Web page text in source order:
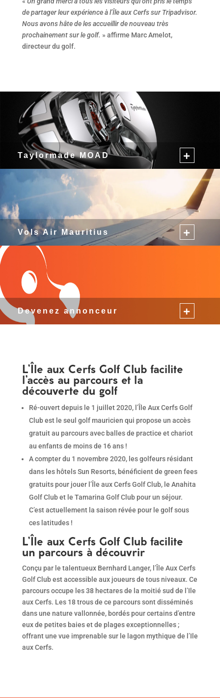
de partager leur expérience à l’Île aux Cerfs sur Tripadvisor.
Nous avons hâte de les accueillir de nouveau très
prochainement sur le golf. » affirme Marc Amelot,
directeur du golf.
Taylormade MOAD
Vols Air Mauritius
Devenez annonceur
L’Île aux Cerfs Golf Club facilite
l’accès au parcours et la
découverte du golf
Ré-ouvert depuis le 1 juillet 2020, l’Île Aux Cerfs Golf
Club est le seul golf mauricien qui propose un accès
gratuit au parcours avec balles de practice et chariot
au enfants de moins de 16 ans !
A compter du 1 novembre 2020, les golfeurs résidant
dans les hôtels Sun Resorts, bénéficient de green fees
gratuits pour jouer l’Île aux Cerfs Golf Club, le Anahita
Golf Club et le Tamarina Golf Club pour un séjour.
C’est actuellement la saison révée pour le golf sous
ces latitudes !
L’Île aux Cerfs Golf Club facilite
un parcours à découvrir
Conçu par le talentueux Bernhard Langer, l’Île Aux Cerfs
Golf Club est accessible aux joueurs de tous niveaux. Ce
parcours occupe les 38 hectares de la moitié sud de l’Ile
aux Cerfs. Les 18 trous de ce parcours sont disséminés
dans une nature vallonnée, bordés pour certains d’entre
eux de petites baies et de plages exceptionnelles ;
offrant une vue imprenable sur le lagon mythique de l’Ile
aux Cerfs.